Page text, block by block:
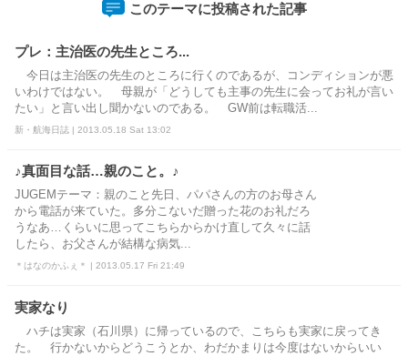
このテーマに投稿された記事
プレ：主治医の先生ところ...
今日は主治医の先生のところに行くのであるが、コンディションが悪
いわけではない。 母親が「どうしても主事の先生に会ってお礼が言い
たい」と言い出し聞かないのである。 GW前は転職活...
新・航海日誌 | 2013.05.18 Sat 13:02
♪真面目な話…親のこと。♪
JUGEMテーマ：親のこと先日、パパさんの方のお母さん
から電話が来ていた。多分こないだ贈った花のお礼だろ
うなあ…くらいに思ってこちらからかけ直して久々に話
したら、お父さんが結構な病気...
＊はなのかふぇ＊ | 2013.05.17 Fri 21:49
実家なり
ハチは実家（石川県）に帰っているので、こちらも実家に戻ってき
た。 行かないからどうこうとか、わだかまりは今度はないからいい